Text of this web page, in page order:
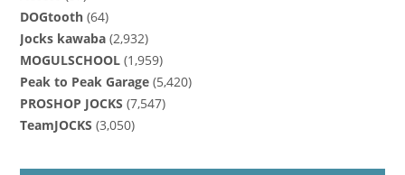
DOGtooth(64)
Jocks kawaba(2,932)
MOGULSCHOOL(1,959)
Peak to Peak Garage(5,420)
PROSHOP JOCKS (7,547)
TeamJOCKS (3,050)